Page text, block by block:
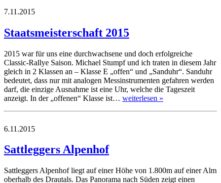
7.11.2015
Staatsmeisterschaft 2015
2015 war für uns eine durchwachsene und doch erfolgreiche
Classic-Rallye Saison. Michael Stumpf und ich traten in diesem Jahr
gleich in 2 Klassen an – Klasse E „offen“ und „Sanduhr“. Sanduhr
bedeutet, dass nur mit analogen Messinstrumenten gefahren werden
darf, die einzige Ausnahme ist eine Uhr, welche die Tageszeit
anzeigt. In der „offenen“ Klasse ist… weiterlesen »
6.11.2015
Sattleggers Alpenhof
Sattleggers Alpenhof liegt auf einer Höhe von 1.800m auf einer Alm
oberhalb des Drautals. Das Panorama nach Süden zeigt einen